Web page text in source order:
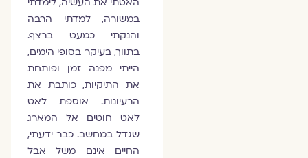
במשורה, למדתי הרבה
והנקתי כמעט ברצף.
בתווך, בעיקר בסופי הימים,
הייתי מפנה זמן ופותחת
את התיקיות, כותבת את
הרעיונות. אוספת לאט
לאט חוטים אל המארג
שגדל במחשב. כבר ידעתי,
החיים אינם משל אבל